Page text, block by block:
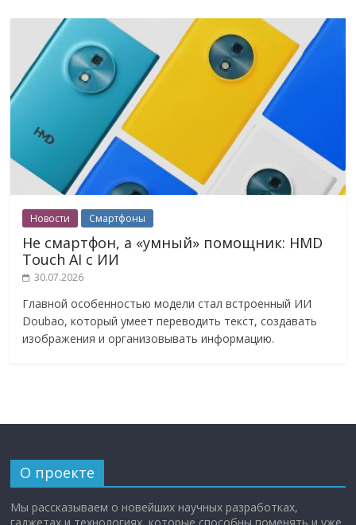
Новости Смартфоны
Не смартфон, а «умный» помощник: HMD
Touch AI с ИИ
30.07.2026
Главной особенностью модели стал встроенный ИИ
Doubao, который умеет переводить текст, создавать
изображения и организовывать информацию.
О проекте
Мы рассказываем о новейших научных разработках,
гаджетах и технологиях, которые способны поменять и уже